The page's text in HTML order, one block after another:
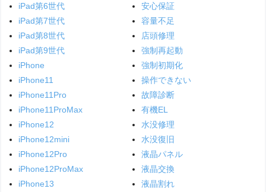
iPad第6世代
iPad第7世代
iPad第8世代
iPad第9世代
iPhone
iPhone11
iPhone11Pro
iPhone11ProMax
iPhone12
iPhone12mini
iPhone12Pro
iPhone12ProMax
iPhone13
安心保証
容量不足
店頭修理
強制再起動
強制初期化
操作できない
故障診断
有機EL
水没修理
水没復旧
液晶パネル
液晶交換
液晶割れ